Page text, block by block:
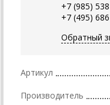
+7 (985)
+7 (495)
Обратный
Артикул
Производитель